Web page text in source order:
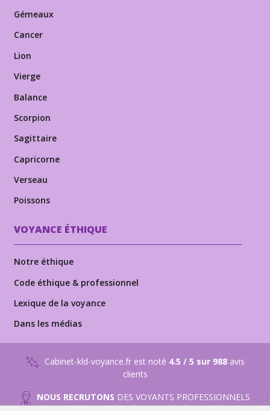
Gémeaux
Cancer
Lion
Vierge
Balance
Scorpion
Sagittaire
Capricorne
Verseau
Poissons
VOYANCE ÉTHIQUE
Notre éthique
Code éthique & professionnel
Lexique de la voyance
Dans les médias
Cabinet-kld-voyance.fr est noté 4.5 / 5 sur 988avis
clients
NOUS RECRUTONS DES VOYANTS PROFESSIONNELS